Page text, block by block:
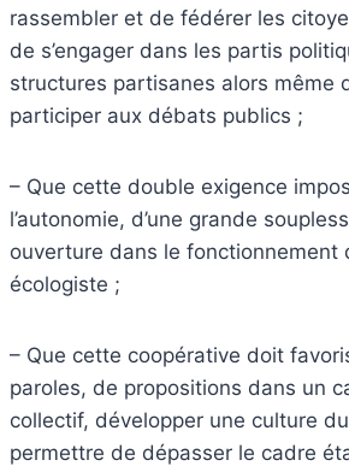
rassembler et de fédérer les
de s’engager dans les partis
structures partisanes alors même
participer aux débats publics ;
– Que cette double exigence
l’autonomie, d’une grande
ouverture dans le fonctionnement
écologiste ;
– Que cette coopérative doit
paroles, de propositions dans un
collectif, développer une culture
permettre de dépasser le cadre